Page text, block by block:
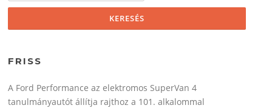
FRISS
A Ford Performance az elektromos SuperVan 4
tanulmányautót állítja rajthoz a 101. alkalommal